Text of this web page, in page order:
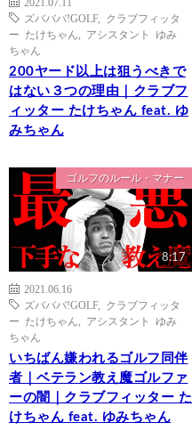
ズバババ!GOLF, クラブフィッタ
ー たけちゃん
アシスタント ゆみ
ちゃん
200ヤード以上は狙うべきで
はない３つの理由｜クラブフ
ィッター たけちゃん feat. ゆ
みちゃん
ゴルフのルール・マナー
8:17
2021.06.16
ズバババ!GOLF, クラブフィッタ
ー たけちゃん
アシスタント ゆみ
ちゃん
いちばん嫌われるゴルフ同伴
者｜ベテラン教え魔ゴルファ
ーの闇｜クラブフィッター た
けちゃん feat. ゆみちゃん